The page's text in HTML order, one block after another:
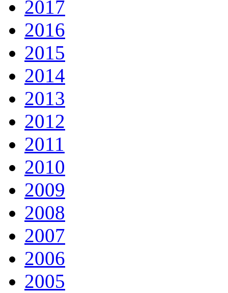
2017
2016
2015
2014
2013
2012
2011
2010
2009
2008
2007
2006
2005